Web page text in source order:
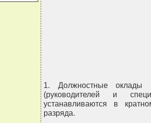
1. Должностные оклады
(руководителей и
устанавливаются в
разряда.